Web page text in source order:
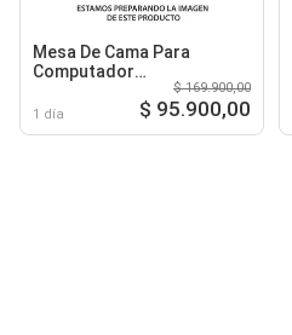
Mesa De Cama Para
Computador
Multifuncional Plegable
Ajustable
1 día
$ 169.900,00
$ 95.900,00